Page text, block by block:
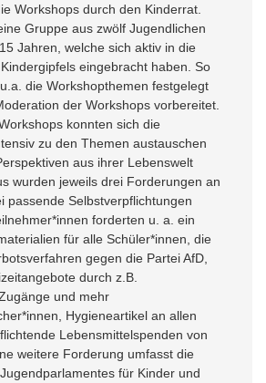
Workshops durch den Kinderrat.
Gruppe aus zwölf Jugendlichen
Jahren, welche sich aktiv in die
eingebracht haben. So
die Workshopthemen festgelegt
der Workshops vorbereitet.
konnten sich die
zu den Themen austauschen
aus ihrer Lebenswelt
wurden jeweils drei Forderungen an
passende Selbstverpflichtungen
forderten u. a. ein
für alle Schüler*innen, die
gegen die Partei AfD,
durch z.B.
und mehr
Hygieneartikel an allen
Lebensmittelspenden von
weitere Forderung umfasst die
für Kinder und